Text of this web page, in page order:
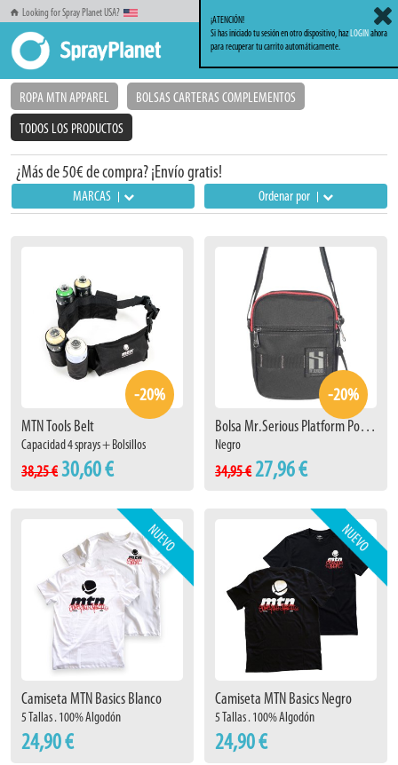
Looking for Spray Planet USA?
Inicio
ROPA MTN APPAREL
BOLSAS CARTERAS COMPLEMENTOS
TODOS LOS PRODUCTOS
¿Más de 50€ de compra? ¡Envío gratis!
Ordenar por
MARCAS
-20%
MTN Tools Belt
Capacidad 4 sprays + Bolsillos
38,25 € 30,60 €
-20%
Bolsa Mr.Serious Platform Pouch
Negro
34,95 € 27,96 €
Camiseta MTN Basics Blanco
5 Tallas . 100% Algodón
24,90 €
Camiseta MTN Basics Negro
5 Tallas . 100% Algodón
24,90 €
¡ATENCIÓN!
Si has iniciado tu sesión en otro dispositivo, hazLOGINahora
para recuperar tu carrito automáticamente.